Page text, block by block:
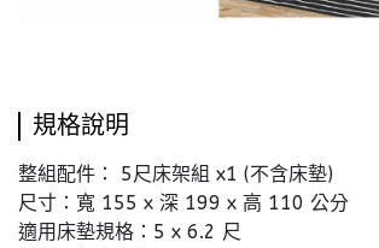
規格說明
整組配件： 5尺床架組 x1 (不含床墊)
尺寸：寬 155 x 深 199 x 高 110 公分
適用床墊規格：5 x 6.2 尺